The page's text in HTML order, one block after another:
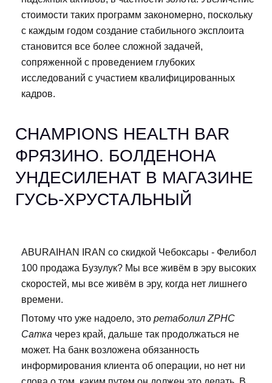
стоимости таких программ закономерно, поскольку
с каждым годом создание стабильного эксплоита
становится все более сложной задачей,
сопряженной с проведением глубоких
исследований с участием квалифицированных
кадров.
CHAMPIONS HEALTH BAR
ФРЯЗИНО. БОЛДЕНОНА
УНДЕСИЛЕНАТ В МАГАЗИНЕ
ГУСЬ-ХРУСТАЛЬНЫЙ
ABURAIHAN IRAN со скидкой Чебоксары - Фелибол
100 продажа Бузулук? Мы все живём в эру высоких
скоростей, мы все живём в эру, когда нет лишнего
времени.
Потому что уже надоело, это ретаболил ZPHC
Сатка через край, дальше так продолжаться не
может. На банк возложена обязанность
информирования клиента об операции, но нет ни